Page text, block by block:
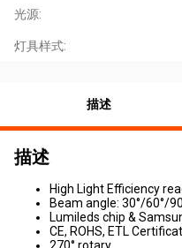
光源:
灯具样式:
描述
描述
High Light Efficiency
Beam angle: 30°/60°/
Lumileds chip &
CE, ROHS, ETL